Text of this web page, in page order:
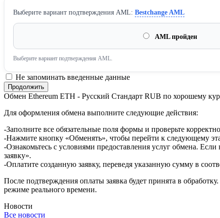
Выберите вариант подтверждения AML: Bestchange AML
AML пройден
Выберите вариант подтверждения AML.
Не запоминать введенные данные
Обмен Ethereum ETH - Русский Стандарт RUB по хорошему
Для оформления обмена выполните следующие действия:
-Заполните все обязательные поля формы и проверьте
-Нажмите кнопку «Обменять», чтобы перейти к следующему
-Ознакомьтесь с условиями предоставления услуг обмена.
заявку».
-Оплатите созданную заявку, переведя указанную сумму в
После подтверждения оплаты заявка будет принята в
режиме реального времени.
Новости
Все новости